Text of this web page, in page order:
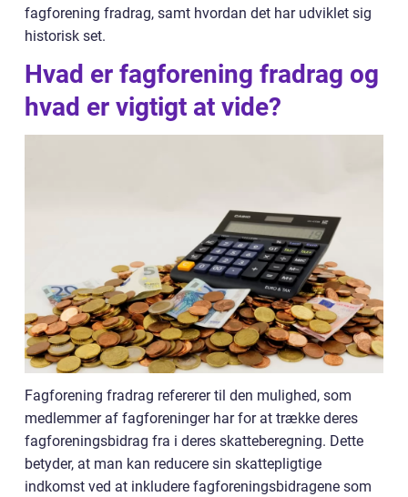
fagforening fradrag, samt hvordan det har udviklet sig
historisk set.
Hvad er fagforening fradrag og
hvad er vigtigt at vide?
Fagforening fradrag refererer til den mulighed, som
medlemmer af fagforeninger har for at trække deres
fagforeningsbidrag fra i deres skatteberegning. Dette
betyder, at man kan reducere sin skattepligtige
indkomst ved at inkludere fagforeningsbidragene som